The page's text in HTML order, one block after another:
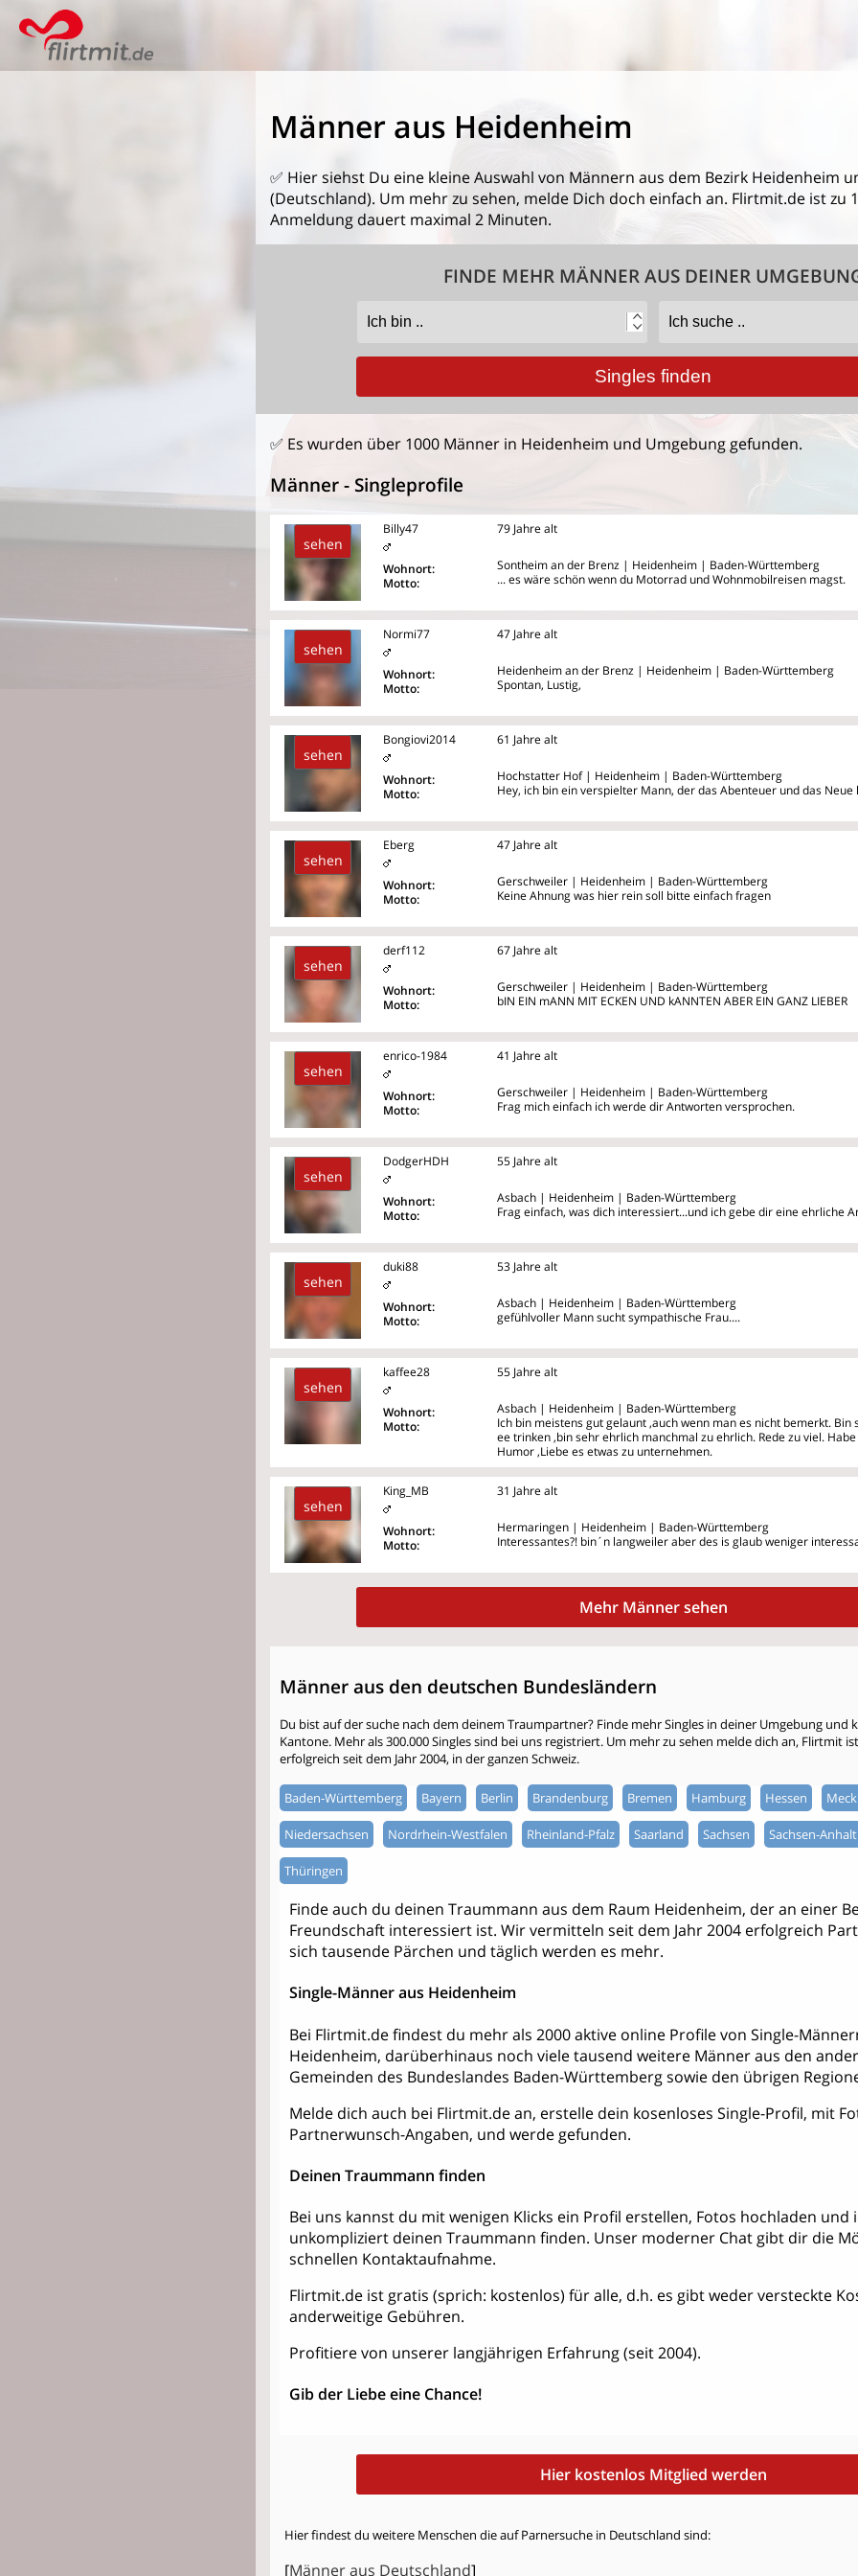
Männer aus Heidenheim
✅ Hier siehst Du eine kleine Auswahl von Männern aus dem Bezirk Heidenheim
(Deutschland). Um mehr zu sehen, melde Dich doch einfach an. Flirtmit.de ist zu
Anmeldung dauert maximal 2 Minuten.
FINDE MEHR MÄNNER AUS DEINER
✅ Es wurden über 1000 Männer in Heidenheim und Umgebung gefunden.
Männer - Singleprofile
sehen
Billy47
Wohnort:
Motto:
79 Jahre alt
Sontheim an der Brenz | Heidenheim | Baden-Württemberg
... es wäre schön wenn du Motorrad und Wohnmobilreisen magst.
sehen
Normi77
Wohnort:
Motto:
47 Jahre alt
Heidenheim an der Brenz | Heidenheim | Baden-Württemberg
Spontan, Lustig,
sehen
Bongiovi2014
Wohnort:
Motto:
61 Jahre alt
Hochstatter Hof | Heidenheim | Baden-Württemberg
Hey, ich bin ein verspielter Mann, der das Abenteuer und das Neue
sehen
Eberg
Wohnort:
Motto:
47 Jahre alt
Gerschweiler | Heidenheim | Baden-Württemberg
Keine Ahnung was hier rein soll bitte einfach fragen
sehen
derf112
Wohnort:
Motto:
67 Jahre alt
Gerschweiler | Heidenheim | Baden-Württemberg
bIN EIN mANN MIT ECKEN UND kANNTEN ABER EIN GANZ LIEBER
sehen
enrico-1984
Wohnort:
Motto:
41 Jahre alt
Gerschweiler | Heidenheim | Baden-Württemberg
Frag mich einfach ich werde dir Antworten versprochen.
sehen
DodgerHDH
Wohnort:
Motto:
55 Jahre alt
Asbach | Heidenheim | Baden-Württemberg
Frag einfach, was dich interessiert...und ich gebe dir eine ehrliche
sehen
duki88
Wohnort:
Motto:
53 Jahre alt
Asbach | Heidenheim | Baden-Württemberg
gefühlvoller Mann sucht sympathische Frau....
sehen
kaffee28
Wohnort:
Motto:
55 Jahre alt
Asbach | Heidenheim | Baden-Württemberg
Ich bin meistens gut gelaunt ,auch wenn man es nicht bemerkt. Bin
ee trinken ,bin sehr ehrlich manchmal zu ehrlich. Rede zu viel.
Humor ,Liebe es etwas zu unternehmen.
sehen
King_MB
Wohnort:
Motto:
31 Jahre alt
Hermaringen | Heidenheim | Baden-Württemberg
Interessantes?! bin´n langweiler aber des is glaub weniger
Mehr Männer sehen
Männer aus den deutschen Bundesländern
Du bist auf der suche nach dem deinem Traumpartner? Finde mehr Singles in deiner Umgebung und
Kantone. Mehr als 300.000 Singles sind bei uns registriert. Um mehr zu sehen melde dich an, Flirtmit
erfolgreich seit dem Jahr 2004, in der ganzen Schweiz.
Baden-Württemberg Bayern Berlin Brandenburg Bremen Hamburg Hessen
Niedersachsen Nordrhein-Westfalen Rheinland-Pfalz Saarland Sachsen Sachsen-Anhalt
Thüringen
Finde auch du deinen Traummann aus dem Raum Heidenheim, der an einer
Freundschaft interessiert ist. Wir vermitteln seit dem Jahr 2004 erfolgreich
sich tausende Pärchen und täglich werden es mehr.
Single-Männer aus Heidenheim
Bei Flirtmit.de findest du mehr als 2000 aktive online Profile von Single-
Heidenheim, darüberhinaus noch viele tausend weitere Männer aus den
Gemeinden des Bundeslandes Baden-Württemberg sowie den übrigen
Melde dich auch bei Flirtmit.de an, erstelle dein kosenloses Single-Profil, mit
Partnerwunsch-Angaben, und werde gefunden.
Deinen Traummann finden
Bei uns kannst du mit wenigen Klicks ein Profil erstellen, Fotos hochladen und
unkompliziert deinen Traummann finden. Unser moderner Chat gibt dir die
schnellen Kontaktaufnahme.
Flirtmit.de ist gratis (sprich: kostenlos) für alle, d.h. es gibt weder versteckte
anderweitige Gebühren.
Profitiere von unserer langjährigen Erfahrung (seit 2004).
Gib der Liebe eine Chance!
Hier kostenlos Mitglied werden
Hier findest du weitere Menschen die auf Parnersuche in Deutschland sind:
[Männer aus Deutschland]